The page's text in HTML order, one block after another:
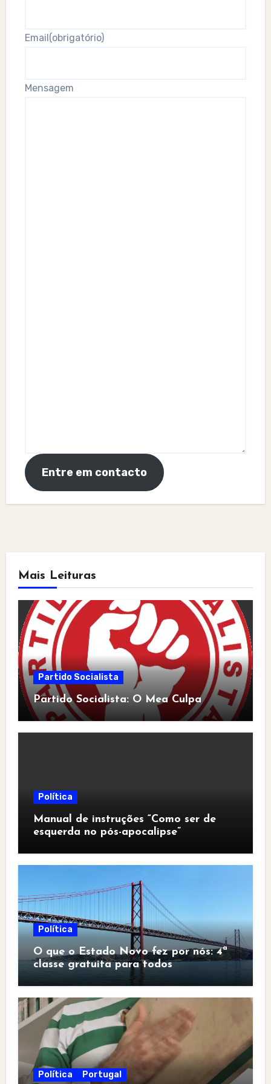
Email(obrigatório)
Mensagem
Entre em contacto
Mais Leituras
Partido Socialista
Partido Socialista: O Mea Culpa
Política
Manual de instruções “Como ser de
esquerda no pós-apocalipse”
Política
O que o Estado Novo fez por nós: 4ª
classe gratuita para todos
Política Portugal